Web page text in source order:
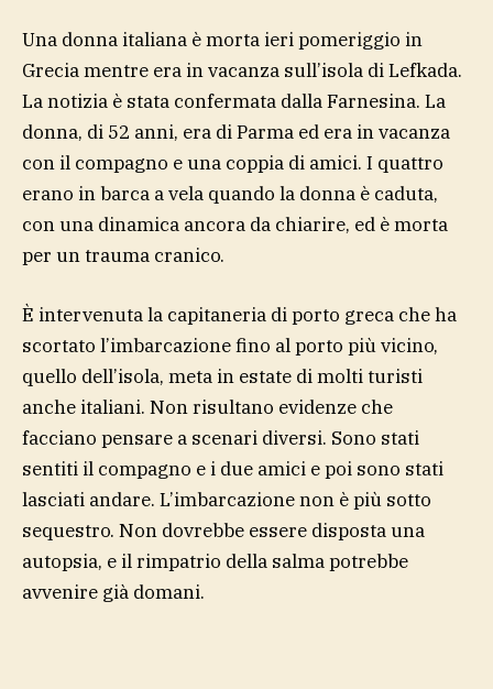
Una donna italiana è morta ieri pomeriggio in
Grecia mentre era in vacanza sull’isola di Lefkada.
La notizia è stata confermata dalla Farnesina. La
donna, di 52 anni, era di Parma ed era in vacanza
con il compagno e una coppia di amici. I quattro
erano in barca a vela quando la donna è caduta,
con una dinamica ancora da chiarire, ed è morta
per un trauma cranico.
È intervenuta la capitaneria di porto greca che ha
scortato l’imbarcazione fino al porto più vicino,
quello dell’isola, meta in estate di molti turisti
anche italiani. Non risultano evidenze che
facciano pensare a scenari diversi. Sono stati
sentiti il compagno e i due amici e poi sono stati
lasciati andare. L’imbarcazione non è più sotto
sequestro. Non dovrebbe essere disposta una
autopsia, e il rimpatrio della salma potrebbe
avvenire già domani.